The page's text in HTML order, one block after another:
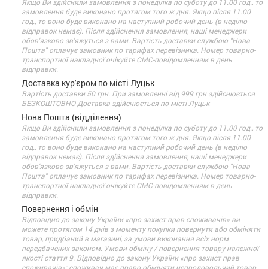
замовлення буде виконано протягом того ж дня. Якщо після 11.00
год., то воно буде виконано на наступний робочий день (в неділю
відправок немає). Після здійснення замовлення, наші менеджери
обов'язково зв'яжуться з вами. Вартість доставки службою "Нова
Пошта" оплачує замовник по тарифах перевізника. Номер товарно-
транспортної накладної очікуйте СМС-повідомленням в день
відправки.
Доставка кур'єром по місті Луцьк
Вартість доставки 50 грн. При замовленні від 999 грн здійснюється
БЕЗКОШТОВНО Доставка здійснюється по місті Луцьк
Нова Пошта (відділення)
Якщо Ви здійснили замовлення з понеділка по суботу до 11.00 год., то
замовлення буде виконано протягом того ж дня. Якщо після 11.00
год., то воно буде виконано на наступний робочий день (в неділю
відправок немає). Після здійснення замовлення, наші менеджери
обов'язково зв'яжуться з вами. Вартість доставки службою "Нова
Пошта" оплачує замовник по тарифах перевізника. Номер товарно-
транспортної накладної очікуйте СМС-повідомленням в день
відправки.
Повернення і обмін
Відповідно до закону України «про захист прав споживачів» ви
можете протягом 14 днів з моменту покупки повернути або обміняти
товар, придбаний в магазині, за умови виконання всіх норм
передбачених законом. Умови обміну / повернення товару належної
якості стаття 9. Відповідно до закону України «про захист прав